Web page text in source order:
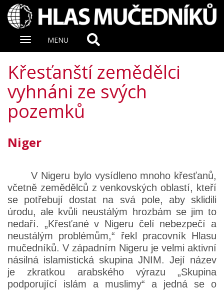
Zobrazit
MENU
Křesťanští zemědělci
vyhnáni ze svých
pozemků
Niger
V Nigeru bylo vysídleno mnoho křesťanů,
včetně zemědělců z venkovských oblastí, kteří
se potřebují dostat na svá pole, aby sklidili
úrodu, ale kvůli neustálým hrozbám se jim to
nedaří. „Křesťané v Nigeru čelí nebezpečí a
neustálým problémům,“ řekl pracovník Hlasu
mučedníků. V západním Nigeru je velmi aktivní
násilná islamistická skupina JNIM. Její název
je zkratkou arabského výrazu „Skupina
podporující islám a muslimy“ a jedná se o